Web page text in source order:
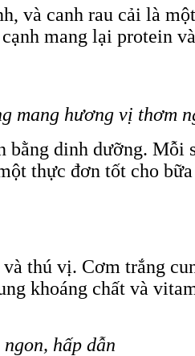
và canh rau cải là
mang lại protein
mang hương vị thơm
dinh dưỡng.
thực đơn tốt cho
thú vị. Cơm trắng
khoáng chất và
hấp dẫn